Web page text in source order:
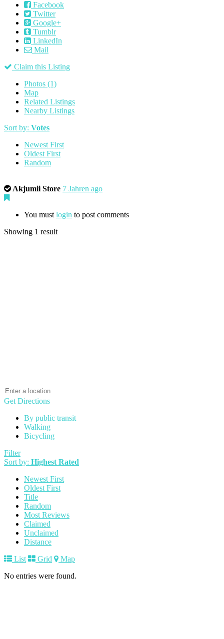
Facebook
Twitter
Google+
Tumblr
LinkedIn
Mail
Claim this Listing
Photos (1)
Map
Related Listings
Nearby Listings
Sort by: Votes
Newest First
Oldest First
Random
Akjumii Store 7 Jahren ago
You must login to post comments
Showing 1 result
Get Directions
By public transit
Walking
Bicycling
Filter
Sort by: Highest Rated
Newest First
Oldest First
Title
Random
Most Reviews
Claimed
Unclaimed
Distance
List
Grid
Map
No entries were found.